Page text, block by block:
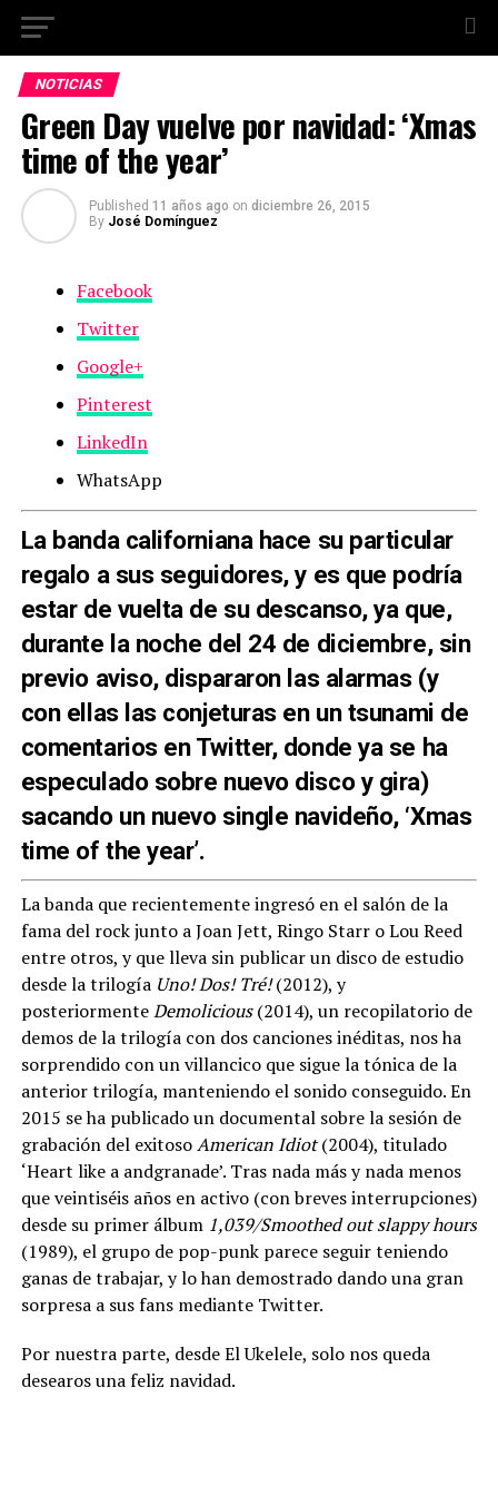
NOTICIAS
Green Day vuelve por navidad: ‘Xmas
time of the year’
Published 11 años ago on diciembre 26, 2015
By José Domínguez
Facebook
Twitter
Google+
Pinterest
LinkedIn
WhatsApp
La banda californiana hace su particular
regalo a sus seguidores, y es que podría
estar de vuelta de su descanso, ya que,
durante la noche del 24 de diciembre, sin
previo aviso, dispararon las alarmas (y
con ellas las conjeturas en un tsunami de
comentarios en Twitter, donde ya se ha
especulado sobre nuevo disco y gira)
sacando un nuevo single navideño, ‘Xmas
time of the year’.
La banda que recientemente ingresó en el salón de la
fama del rock junto a Joan Jett, Ringo Starr o Lou Reed
entre otros, y que lleva sin publicar un disco de estudio
desde la trilogía Uno! Dos! Tré!(2012), y
posteriormenteDemolicious(2014), un recopilatorio de
demos de la trilogía con dos canciones inéditas, nos ha
sorprendido con un villancico que sigue la tónica de la
anterior trilogía, manteniendo el sonido conseguido. En
2015 se ha publicado un documental sobre la sesión de
grabación del exitosoAmerican Idiot(2004), titulado
‘Heart like a andgranade’. Tras nada más y nada menos
que veintiséis años en activo (con breves interrupciones)
desde su primer álbum 1,039/Smoothed out slappy hours
(1989), el grupo de pop-punk parece seguir teniendo
ganas de trabajar, y lo han demostrado dando una gran
sorpresa a sus fans mediante Twitter.
Por nuestra parte, desde El Ukelele, solo nos queda
desearos una feliz navidad.